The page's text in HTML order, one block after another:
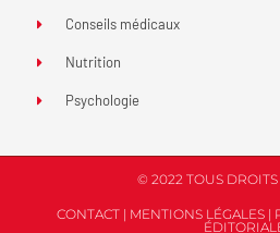
Conseils médicaux
Nutrition
Psychologie
© 2022 TOUS DROITS
CONTACT | MENTIONS LÉGALES |